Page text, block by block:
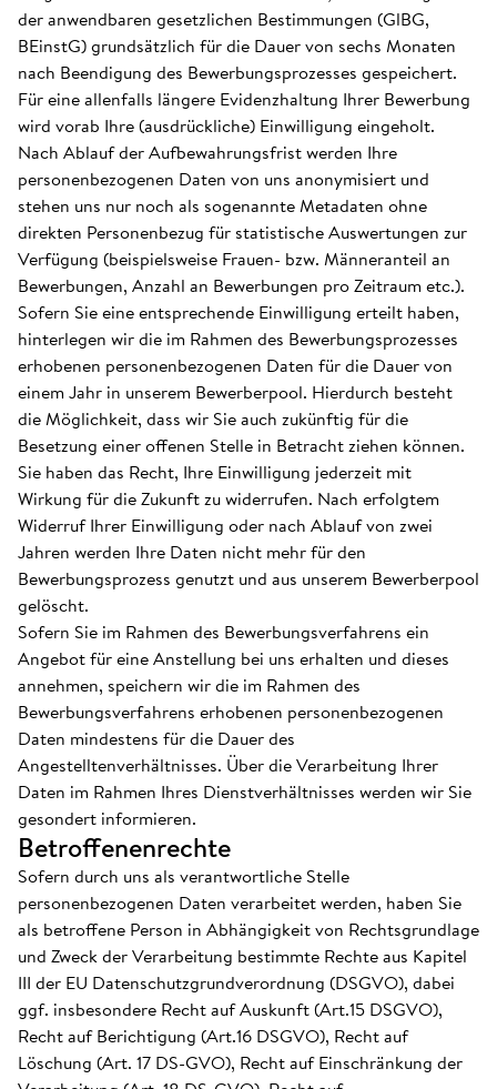
der anwendbaren gesetzlichen Bestimmungen (GlBG,
BEinstG) grundsätzlich für die Dauer von sechs Monaten
nach Beendigung des Bewerbungsprozesses gespeichert.
Für eine allenfalls längere Evidenzhaltung Ihrer Bewerbung
wird vorab Ihre (ausdrückliche) Einwilligung eingeholt.
Nach Ablauf der Aufbewahrungsfrist werden Ihre
personenbezogenen Daten von uns anonymisiert und
stehen uns nur noch als sogenannte Metadaten ohne
direkten Personenbezug für statistische Auswertungen zur
Verfügung (beispielsweise Frauen- bzw. Männeranteil an
Bewerbungen, Anzahl an Bewerbungen pro Zeitraum etc.).
Sofern Sie eine entsprechende Einwilligung erteilt haben,
hinterlegen wir die im Rahmen des Bewerbungsprozesses
erhobenen personenbezogenen Daten für die Dauer von
einem Jahr in unserem Bewerberpool. Hierdurch besteht
die Möglichkeit, dass wir Sie auch zukünftig für die
Besetzung einer offenen Stelle in Betracht ziehen können.
Sie haben das Recht, Ihre Einwilligung jederzeit mit
Wirkung für die Zukunft zu widerrufen. Nach erfolgtem
Widerruf Ihrer Einwilligung oder nach Ablauf von zwei
Jahren werden Ihre Daten nicht mehr für den
Bewerbungsprozess genutzt und aus unserem Bewerberpool
gelöscht.
Sofern Sie im Rahmen des Bewerbungsverfahrens ein
Angebot für eine Anstellung bei uns erhalten und dieses
annehmen, speichern wir die im Rahmen des
Bewerbungsverfahrens erhobenen personenbezogenen
Daten mindestens für die Dauer des
Angestelltenverhältnisses. Über die Verarbeitung Ihrer
Daten im Rahmen Ihres Dienstverhältnisses werden wir Sie
gesondert informieren.
Betroffenenrechte
Sofern durch uns als verantwortliche Stelle
personenbezogenen Daten verarbeitet werden, haben Sie
als betroffene Person in Abhängigkeit von Rechtsgrundlage
und Zweck der Verarbeitung bestimmte Rechte aus Kapitel
III der EU Datenschutzgrundverordnung (DSGVO), dabei
ggf. insbesondere Recht auf Auskunft (Art.15 DSGVO),
Recht auf Berichtigung (Art.16 DSGVO), Recht auf
Löschung (Art. 17 DS-GVO), Recht auf Einschränkung der